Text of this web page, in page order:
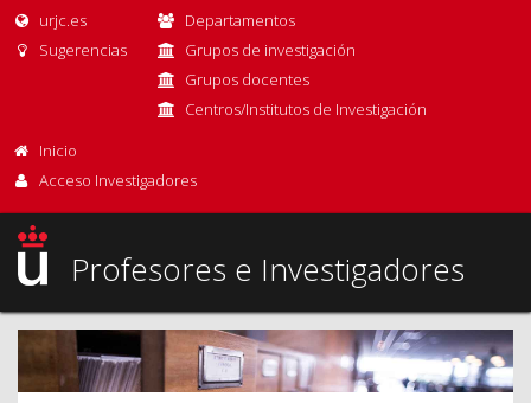
urjc.es
Sugerencias
Departamentos
Grupos de investigación
Grupos docentes
Centros/Institutos de Investigación
Inicio
Acceso Investigadores
Profesores e Investigadores